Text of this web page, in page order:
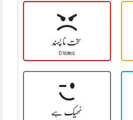
سخت نا پسند
0 Votes
ٹھیک ہے